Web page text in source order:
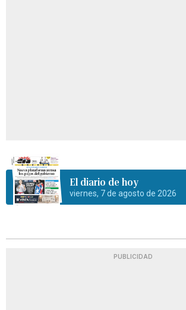
El diario de hoy
viernes, 7 de agosto de 2026
PUBLICIDAD